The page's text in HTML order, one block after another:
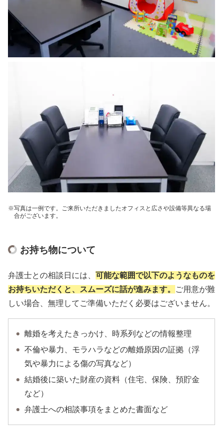
写真は一例です。ご来所いただきましたオフィスと広さや設備等異なる場
合がございます。
お持ち物について
弁護士との相談日には、 可能な範囲で以下のようなものを
お持ちいただくと、スムーズに話が進みます。
ご用意が難
しい場合、無理してご準備いただく必要はございません。
離婚を考えたきっかけ、時系列などの情報整理
不倫や暴力、モラハラなどの離婚原因の証拠（浮
気や暴力による傷の写真など）
結婚後に築いた財産の資料（住宅、保険、預貯金
など）
弁護士への相談事項をまとめた書面など